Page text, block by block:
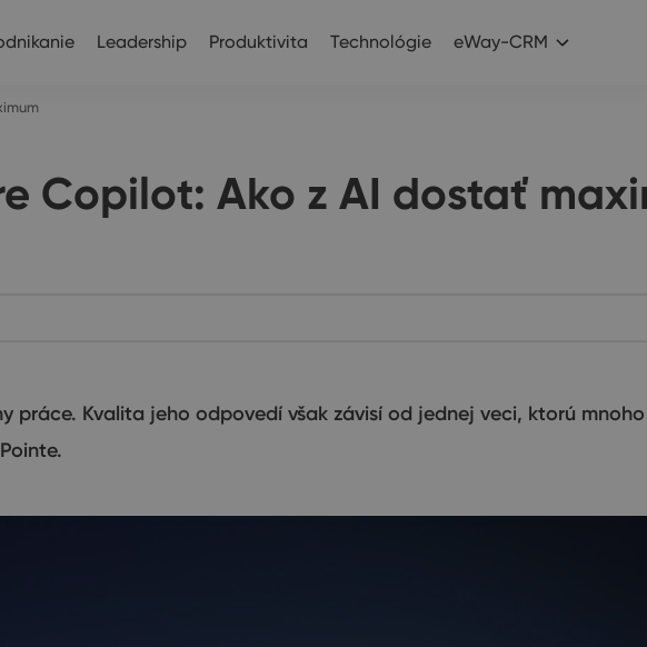
Leadership Produktivita Technológie eWay-CRM
Copilot: Ako z AI dostať
práce. Kvalita jeho odpovedí však závisí od jednej veci, ktorú